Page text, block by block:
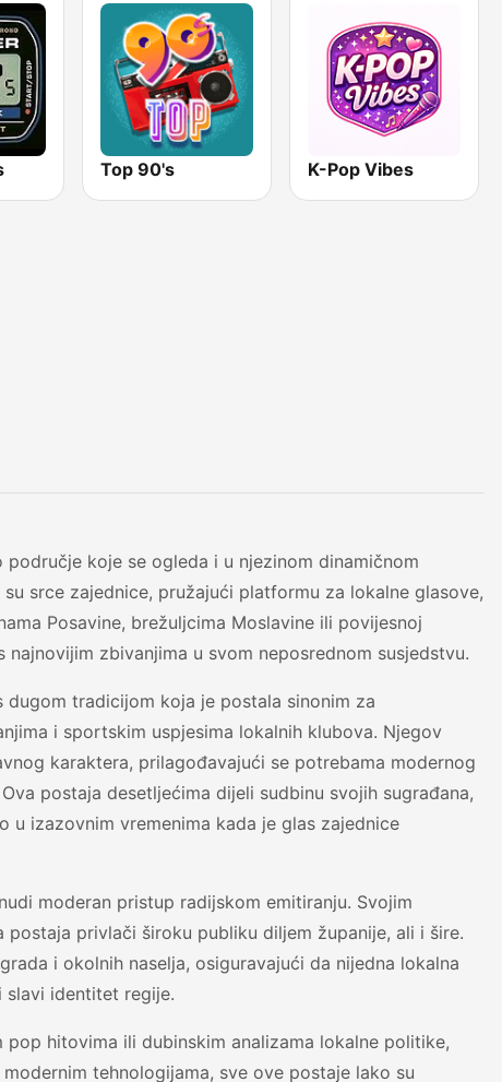
Top 90's K-Pop Vibes
koje se ogleda i u njezinom dinamičnom
srce zajednice, pružajući platformu za lokalne glasove,
Posavine, brežuljcima Moslavine ili povijesnoj
zbivanjima u svom neposrednom susjedstvu.
dugom tradicijom koja je postala sinonim za
i sportskim uspjesima lokalnih klubova. Njegov
karaktera, prilagođavajući se potrebama modernog
Ova postaja desetljećima dijeli sudbinu svojih sugrađana,
izazovnim vremenima kada je glas zajednice
nudi moderan pristup radijskom emitiranju. Svojim
privlači široku publiku diljem županije, ali i šire.
i okolnih naselja, osiguravajući da nijedna lokalna
slavi identitet regije.
hitovima ili dubinskim analizama lokalne politike,
tehnologijama, sve ove postaje lako su